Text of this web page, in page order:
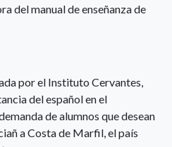
del manual de enseñanza de
por el Instituto Cervantes,
del español en el
de alumnos que desean
a Costa de Marfil, el país